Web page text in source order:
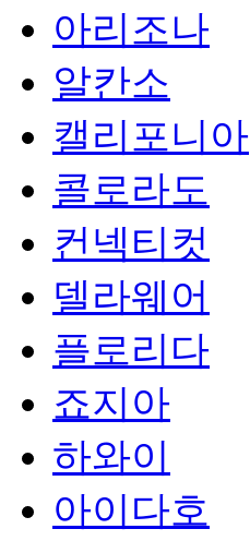
아리조나
알칸소
캘리포니아
콜로라도
컨넥티컷
델라웨어
플로리다
죠지아
하와이
아이다호